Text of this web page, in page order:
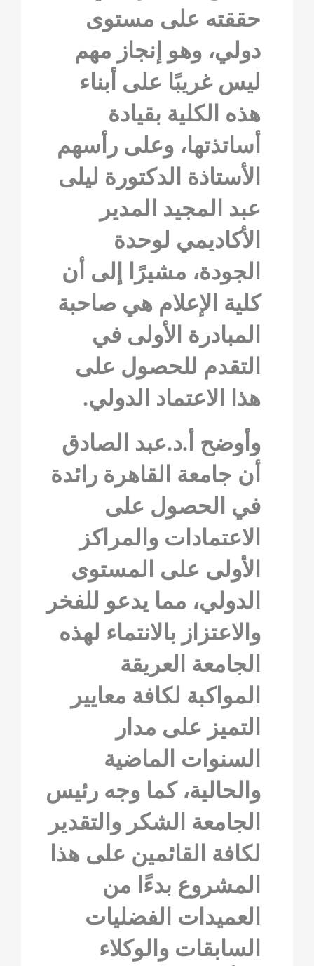
حققته على مستوى
دولي، وهو إنجاز مهم
ليس غريبًا على أبناء
هذه الكلية بقيادة
أساتذتها، وعلى رأسهم
الأستاذة الدكتورة ليلى
عبد المجيد المدير
الأكاديمي لوحدة
الجودة، مشيرًا إلى أن
كلية الإعلام هي صاحبة
المبادرة الأولى في
التقدم للحصول على
هذا الاعتماد الدولي.
وأوضح أ.د.عبد الصادق
أن جامعة القاهرة رائدة
في الحصول على
الاعتمادات والمراكز
الأولى على المستوى
الدولي، مما يدعو للفخر
والاعتزاز بالانتماء لهذه
الجامعة العريقة
المواكبة لكافة معايير
التميز على مدار
السنوات الماضية
والحالية، كما وجه رئيس
الجامعة الشكر والتقدير
لكافة القائمين على هذا
المشروع بدءًا من
العميدات الفضليات
السابقات والوكلاء